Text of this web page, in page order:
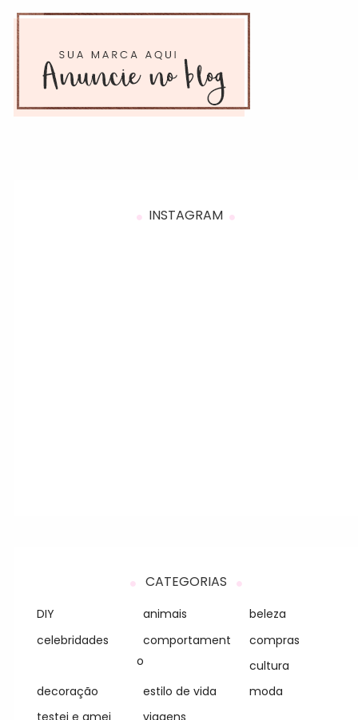
INSTAGRAM
CATEGORIAS
DIY animais
beleza
celebridades
comportament
o
compras
cultura
decoração
estilo de vida
moda